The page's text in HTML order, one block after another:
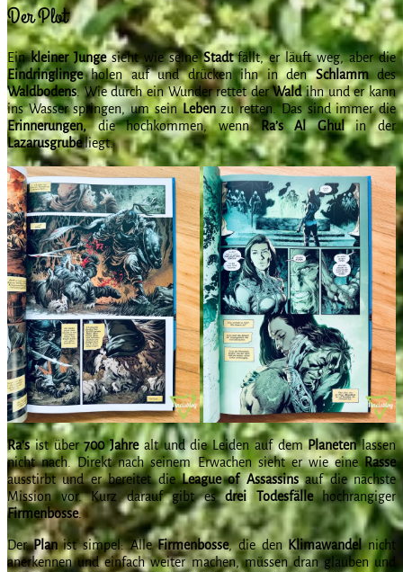
Der Plot
Einkleiner Jungesieht wie seineStadtfällt, er läuft weg, aber die
Eindringlingeholen auf und drücken ihn in denSchlammdes
Waldbodens. Wie durch ein Wunder rettet derWaldihn und er kann
ins Wasser springen, um seinLebenzu retten. Das sind immer die
Erinnerungen,die hochkommen, wennRa’s Al Ghulin der
Lazarusgrubeliegt.
Ra’sist über700 Jahrealt und die Leiden auf demPlanetenlassen
nicht nach. Direkt nach seinem Erwachen sieht er wie eineRasse
ausstirbt und er bereitet dieLeague of Assassinsauf die nächste
Mission vor. Kurz darauf gibt esdrei Todesfällehochrangiger
Firmenbosse.
DerPlanist simpel: AlleFirmenbosse, die den Klimawandelnicht
anerkennen und einfach weiter machen, müssen dran glauben und